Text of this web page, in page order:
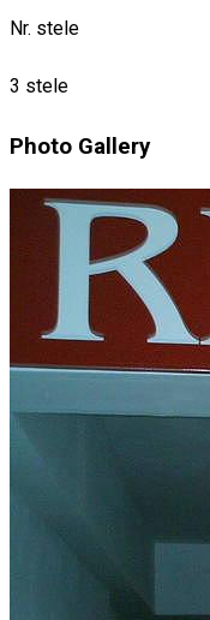
Nr. stele
3 stele
Photo Gallery